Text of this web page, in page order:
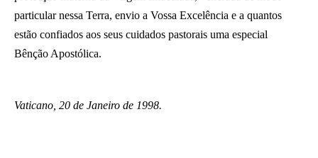
particular nessa Terra, envio a Vossa Excelência e a quantos
estão confiados aos seus cuidados pastorais uma especial
Bênção Apostólica.
Vaticano, 20 de Janeiro de 1998.